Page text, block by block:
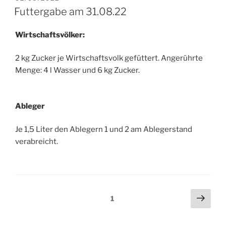
AM
Futtergabe am 31.08.22
Wirtschaftsvölker:
2 kg Zucker je Wirtschaftsvolk gefüttert. Angerührte
Menge: 4 l Wasser und 6 kg Zucker.
Ableger
Je 1,5 Liter den Ablegern 1 und 2 am Ablegerstand
verabreicht.
Seitennummerierung
Seite1